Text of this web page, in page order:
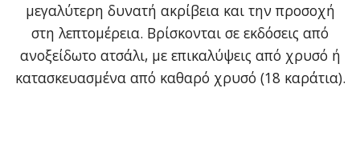
μεγαλύτερη δυνατή ακρίβεια και την προσοχή
στη λεπτομέρεια. Βρίσκονται σε εκδόσεις από
ανοξείδωτο ατσάλι, με επικαλύψεις από χρυσό ή
κατασκευασμένα από καθαρό χρυσό (18 καράτια).